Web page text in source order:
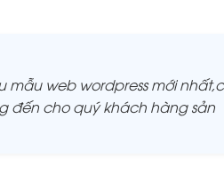
mẫu web wordpress mới
đến cho quý khách hàng sản